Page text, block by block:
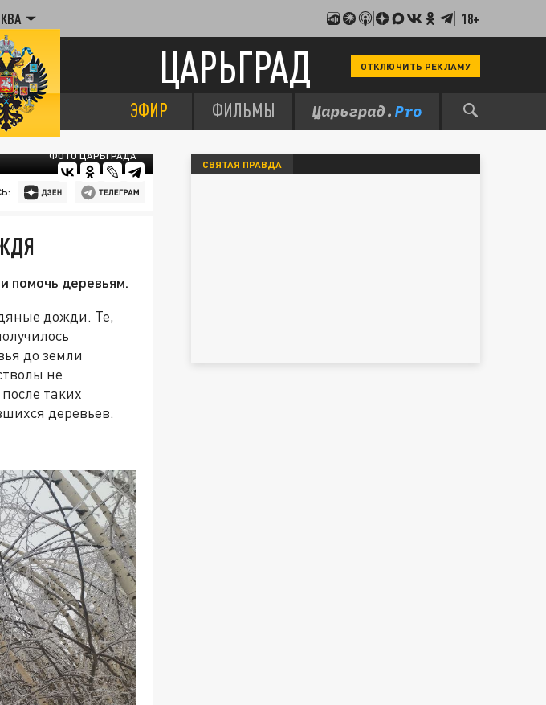
18+
ЦАРЬГРАД ОТКЛЮЧИТЬ РЕКЛАМУ
ЭФИР ФИЛЬМЫ
ФОТО ЦАРЬГРАДА
помочь деревьям.
дожди. Те,
до земли
не
таких
деревьев.
СВЯТАЯ ПРАВДА